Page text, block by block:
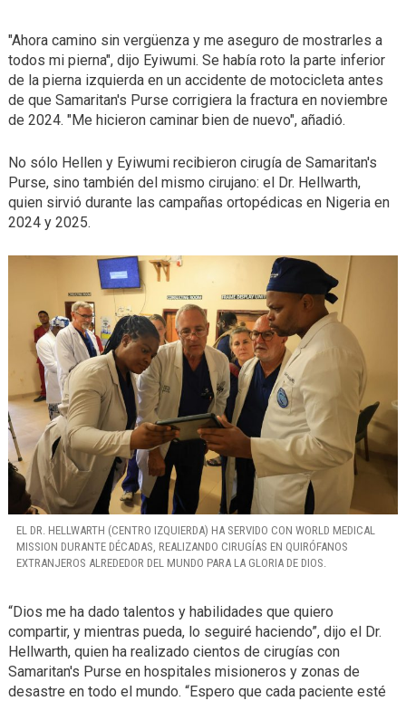
"Ahora camino sin vergüenza y me aseguro de mostrarles a
todos mi pierna", dijo Eyiwumi. Se había roto la parte inferior
de la pierna izquierda en un accidente de motocicleta antes
de que Samaritan's Purse corrigiera la fractura en noviembre
de 2024. "Me hicieron caminar bien de nuevo", añadió.
No sólo Hellen y Eyiwumi recibieron cirugía de Samaritan's
Purse, sino también del mismo cirujano: el Dr. Hellwarth,
quien sirvió durante las campañas ortopédicas en Nigeria en
2024 y 2025.
EL DR. HELLWARTH (CENTRO IZQUIERDA) HA SERVIDO CON WORLD MEDICAL
MISSION DURANTE DÉCADAS, REALIZANDO CIRUGÍAS EN QUIRÓFANOS
EXTRANJEROS ALREDEDOR DEL MUNDO PARA LA GLORIA DE DIOS.
“Dios me ha dado talentos y habilidades que quiero
compartir, y mientras pueda, lo seguiré haciendo”, dijo el Dr.
Hellwarth, quien ha realizado cientos de cirugías con
Samaritan's Purse en hospitales misioneros y zonas de
desastre en todo el mundo. “Espero que cada paciente esté